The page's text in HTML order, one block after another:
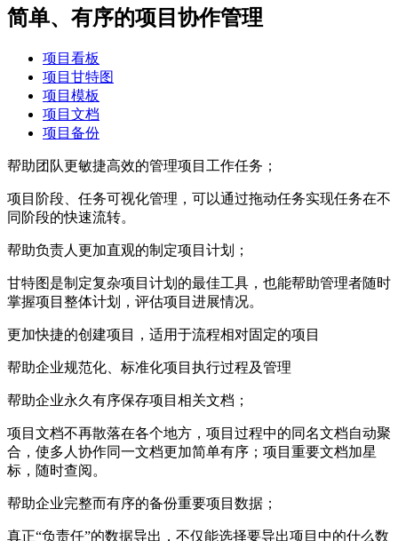
简单、有序的项目协作管理
项目看板
项目甘特图
项目模板
项目文档
项目备份
帮助团队更敏捷高效的管理项目工作任务；
项目阶段、任务可视化管理，可以通过拖动任务实现任务在不
同阶段的快速流转。
帮助负责人更加直观的制定项目计划；
甘特图是制定复杂项目计划的最佳工具，也能帮助管理者随时
掌握项目整体计划，评估项目进展情况。
更加快捷的创建项目，适用于流程相对固定的项目
帮助企业规范化、标准化项目执行过程及管理
帮助企业永久有序保存项目相关文档；
项目文档不再散落在各个地方，项目过程中的同名文档自动聚
合，使多人协作同一文档更加简单有序；项目重要文档加星
标，随时查阅。
帮助企业完整而有序的备份重要项目数据；
真正“负责任”的数据导出，不仅能选择要导出项目中的什么数